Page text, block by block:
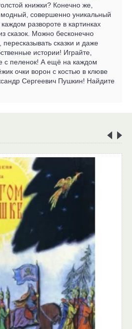
книжки? Конечно же,
модный, совершенно уникальный
развороте в картинках
сказок. Можно бесконечно
пересказывать сказки и даже
истории! Играйте,
с пеленок! А ещё на каждом
очки ворон с костью в клюве
Сергеевич Пушкин! Найдите